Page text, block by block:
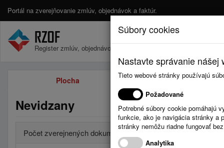
Portál na zverejňovanie zmlúv, objednávok a faktúr.
Register zmlúv, objednávok a faktúr.
Plocha Zmluvy
Nevidzany
Počet zverejnených dokumentov za obdobia
Súbory cookies
Nastavte správanie
Tieto webové stránky používajú
Požadované
Potrebné súbory cookie pomáhajú
funkcie, ako je navigácia stránky a
stránky nemôžu riadne fungovať
Analytika